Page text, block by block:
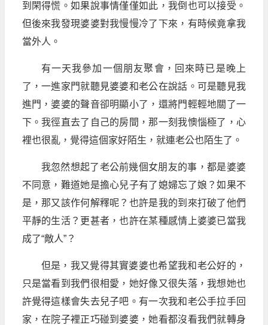
到閑得慌。如果說事情僅僅如此，我倒也可以接受。
但後來我發現婆婆對我慢慢冷了下來，有時候竟拿我
當外人。
有一天我參加一個朋友聚會，回來時已是晚上
了，一進家門就聽見婆婆和老公在說話。可是聽見我
進門，婆婆的聲音卻明顯小了，還將門輕輕地關了一
下。我徑直去了自己的房間，那一刻我懊惱極了，心
裡也很亂，覺得這個家好陌生，就連老公也陌生了。
我忽然想起了老公前幾個女朋友的事，都是婆婆
不同意，難道她是擔心兒子有了媳婦忘了娘？如果不
是，那又該作何解釋呢？也許是我的到來打破了他們
平靜的生活？更甚者，也許在某種感情上婆婆已當我
成了“敵人”？
但是，我又覺得其實婆婆也希望我和老公好的，
只是當看到我們很相愛，她好像又很失落，我想她也
許覺得這樣會失去兒子吧。有一次我和老公手拉手回
家，在院子裡正巧碰到婆婆，她看都沒看我們就轉身